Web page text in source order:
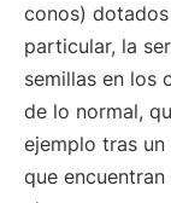
conos)
particular, la
semillas en los
de lo normal,
ejemplo tras
que